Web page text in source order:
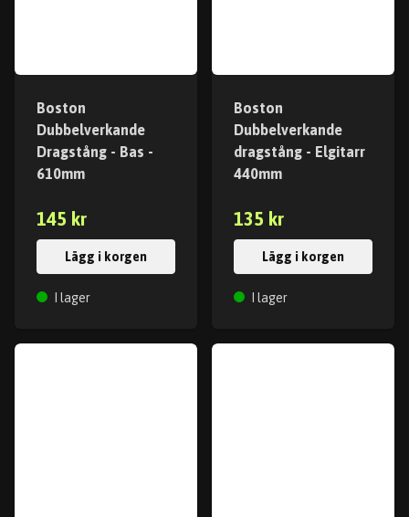
Boston
Dubbelverkande
Dragstång - Bas -
610mm
145 kr
Lägg i korgen
I lager
Boston
Dubbelverkande
dragstång - Elgitarr
440mm
135 kr
Lägg i korgen
I lager